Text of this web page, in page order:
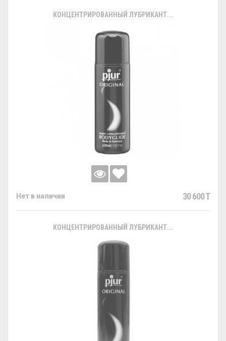
КОНЦЕНТРИРОВАННЫЙ ЛУБРИКАНТ...
Нет в наличии 30 600 T
КОНЦЕНТРИРОВАННЫЙ ЛУБРИКАНТ...